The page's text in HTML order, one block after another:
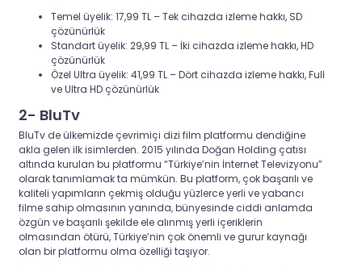
Temel üyelik: 17,99 TL – Tek cihazda izleme hakkı, SD
çözünürlük
Standart üyelik: 29,99 TL – İki cihazda izleme hakkı, HD
çözünürlük
Özel Ultra üyelik: 41,99 TL – Dört cihazda izleme hakkı, Full
ve Ultra HD çözünürlük
2- BluTv
BluTv de ülkemizde çevrimiçi dizi film platformu dendiğine
akla gelen ilk isimlerden. 2015 yılında Doğan Holding çatısı
altında kurulan bu platformu “Türkiye’nin İnternet Televizyonu”
olarak tanımlamak ta mümkün. Bu platform, çok başarılı ve
kaliteli yapımların çekmiş olduğu yüzlerce yerli ve yabancı
filme sahip olmasının yanında, bünyesinde ciddi anlamda
özgün ve başarılı şekilde ele alınmış yerli içeriklerin
olmasından ötürü, Türkiye’nin çok önemli ve gurur kaynağı
olan bir platformu olma özelliği taşıyor.